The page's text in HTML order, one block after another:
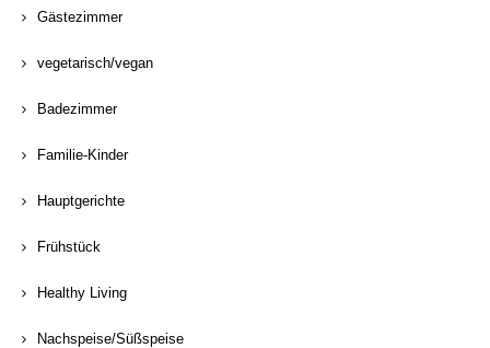
Gästezimmer
vegetarisch/vegan
Badezimmer
Familie-Kinder
Hauptgerichte
Frühstück
Healthy Living
Nachspeise/Süßspeise